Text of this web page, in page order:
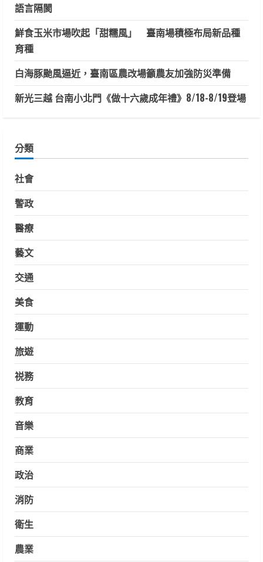
語言隔閡
鮮食玉米市場吹起「甜糯風」 臺南場積極布局新品種
育種
白海豚颱風逼近，臺南區農改場籲農友加強防災準備
新光三越 台南小北門《做十六歲成年禮》8/18-8/19登場
分類
社會
警政
醫療
藝文
交通
美食
運動
旅遊
祱務
教育
音樂
商業
政治
消防
衛生
農業